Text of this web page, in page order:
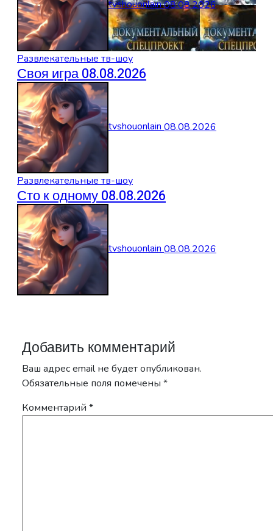
tvshouonlain08.08.2026
Развлекательные тв-шоу
Своя игра 08.08.2026
tvshouonlain08.08.2026
Развлекательные тв-шоу
Сто к одному 08.08.2026
tvshouonlain08.08.2026
Добавить комментарий
Ваш адрес email не будет опубликован.
Обязательные поля помечены *
Комментарий *